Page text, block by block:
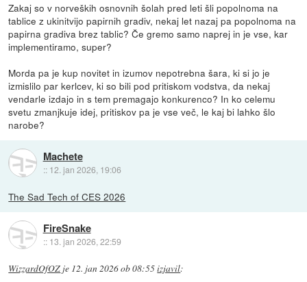
Zakaj so v norveških osnovnih šolah pred leti šli popolnoma na
tablice z ukinitvijo papirnih gradiv, nekaj let nazaj pa popolnoma na
papirna gradiva brez tablic? Če gremo samo naprej in je vse, kar
implementiramo, super?
Morda pa je kup novitet in izumov nepotrebna šara, ki si jo je
izmislilo par kerlcev, ki so bili pod pritiskom vodstva, da nekaj
vendarle izdajo in s tem premagajo konkurenco? In ko celemu
svetu zmanjkuje idej, pritiskov pa je vse več, le kaj bi lahko šlo
narobe?
Machete
:: 12. jan 2026, 19:06
The Sad Tech of CES 2026
FireSnake
:: 13. jan 2026, 22:59
WizzardOfOZ je 12. jan 2026 ob 08:55izjavil: